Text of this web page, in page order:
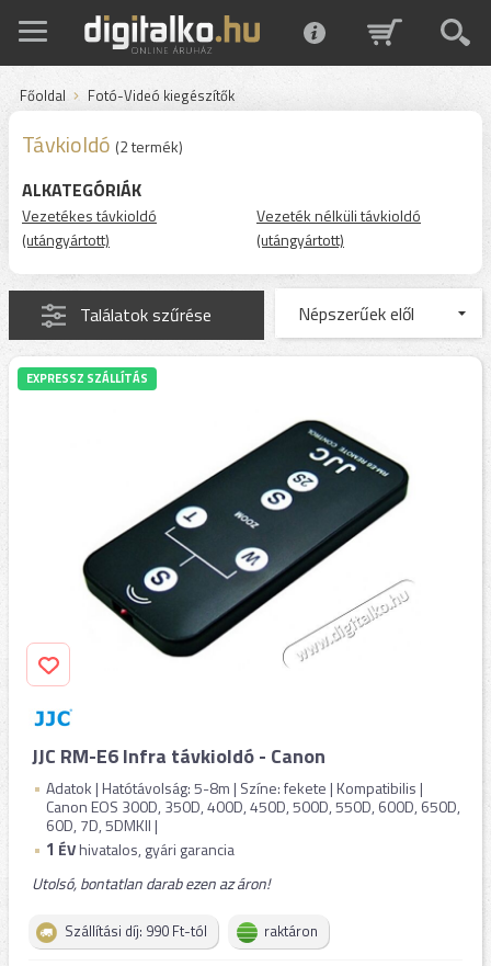
Főoldal Fotó-Videó kiegészítők
Távkioldó (2 termék)
ALKATEGÓRIÁK
Vezetékes távkioldó
(utángyártott)
Vezeték nélküli távkioldó
(utángyártott)
Találatok szűrése
EXPRESSZ SZÁLLÍTÁS
JJC RM-E6 Infra távkioldó - Canon
Adatok | Hatótávolság: 5-8m | Színe: fekete | Kompatibilis |
Canon EOS 300D, 350D, 400D, 450D, 500D, 550D, 600D, 650D,
60D, 7D, 5DMKII |
1 ÉVhivatalos, gyári garancia
Utolsó, bontatlan darab ezen az áron!
Szállítási díj: 990 Ft-tól raktáron